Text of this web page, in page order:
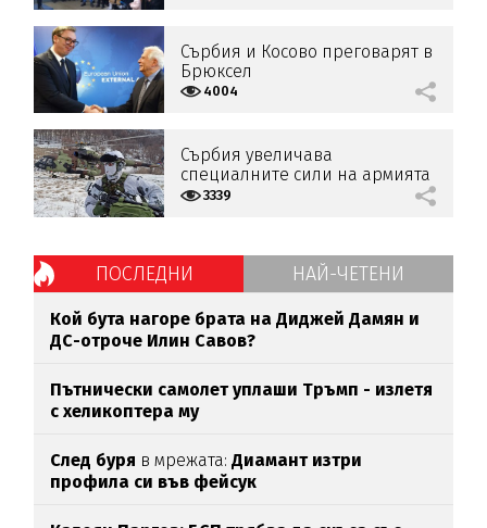
Сърбия и Косово преговарят в
Брюксел
4004
Сърбия увеличава
специалните сили на армията
си 3339
ПОСЛЕДНИ НАЙ-ЧЕТЕНИ
Кой бута нагоре брата на Диджей Дамян и
ДС-отроче Илин Савов?
Пътнически самолет уплаши Тръмп - излетя
с хеликоптера му
След буря в мрежата:Диамант изтри
профила си във фейсук